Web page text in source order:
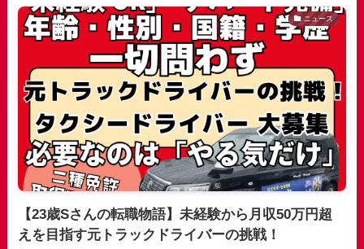
ニュース
【23歳Sさんの転職物語】未経験から月収50万円超
えを目指す元トラックドライバーの挑戦！